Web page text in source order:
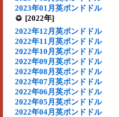
2023年01月英ポンドドル
[2022年]
2022年12月英ポンドドル
2022年11月英ポンドドル
2022年10月英ポンドドル
2022年09月英ポンドドル
2022年08月英ポンドドル
2022年07月英ポンドドル
2022年06月英ポンドドル
2022年05月英ポンドドル
2022年04月英ポンドドル